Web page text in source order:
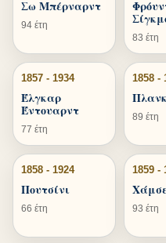
Σω Μπέρναρντ
94 έτη
83 έτη
1857 - 1934
Έλγκαρ
Έντουαρντ
77 έτη
1858 -
89 έτη
1858 - 1924
Πουτσίνι
66 έτη
1859 -
93 έτη